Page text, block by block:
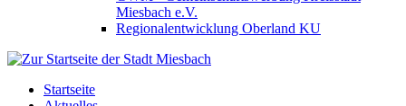
Miesbach e.V.
Regionalentwicklung Oberland KU
Startseite